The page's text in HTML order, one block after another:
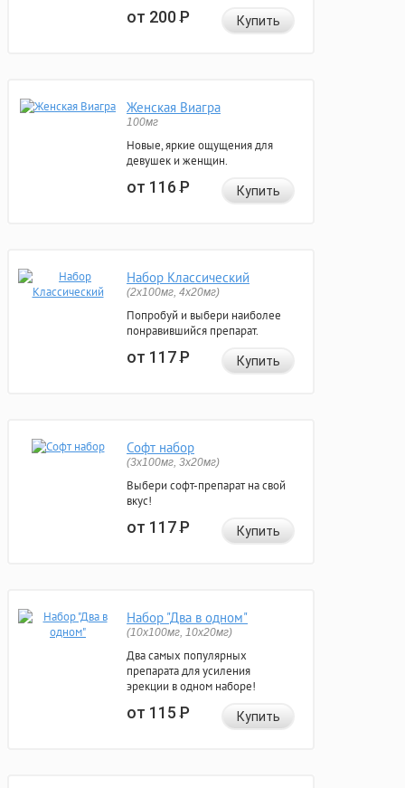
от 200Р Купить
Женская Виагра
100мг
Новые, яркие ощущения для
девушек и женщин.
от 116Р Купить
Набор Классический
(2x100мг, 4x20мг)
Попробуй и выбери наиболее
понравившийся препарат.
от 117Р Купить
Софт набор
(3x100мг, 3x20мг)
Выбери софт-препарат на свой
вкус!
от 117Р Купить
Набор "Два в одном"
(10x100мг, 10x20мг)
Два самых популярных
препарата для усиления
эрекции в одном наборе!
от 115Р Купить